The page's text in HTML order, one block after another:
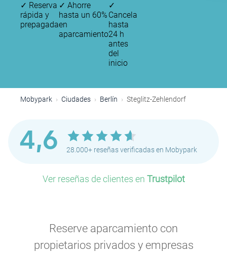
✓ Reserva
rápida y
prepagada
✓ Ahorre
hasta un 60%
en
aparcamiento
✓
Cancela
hasta
24 h
antes
del
inicio
Mobypark Ciudades Berlín Steglitz-Zehlendorf
4,6 28.000+ reseñas verificadas en Mobypark
Ver reseñas de clientes en Trustpilot
Reserve aparcamiento con
propietarios privados y empresas